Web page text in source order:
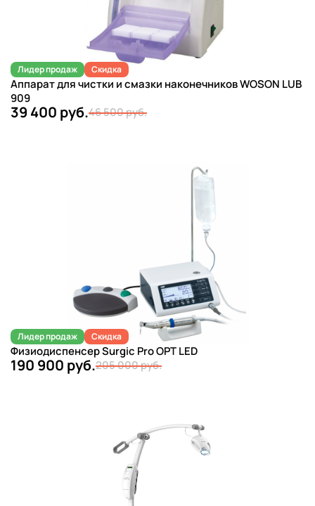
Лидер продаж Скидка
Аппарат для чистки и смазки наконечников WOSON LUB
909
39 400 руб.46 500 руб.
Лидер продаж Скидка
Физиодиспенсер Surgic Pro OPT LED
190 900 руб.205 000 руб.